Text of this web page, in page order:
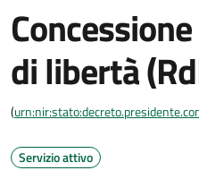
di libertà
(
Servizio attivo